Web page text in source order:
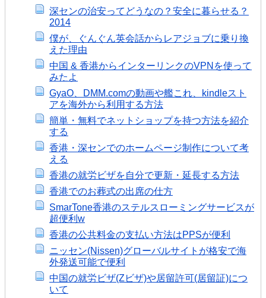
深センの治安ってどうなの？安全に暮らせる？
2014
僕が、ぐんぐん英会話からレアジョブに乗り換
えた理由
中国 & 香港からインターリンクのVPNを使って
みたよ
GyaO、DMM.comの動画や艦これ、kindleスト
アを海外から利用する方法
簡単・無料でネットショップを持つ方法を紹介
する
香港・深センでのホームページ制作について考
える
香港の就労ビザを自分で更新・延長する方法
香港でのお葬式の出席の仕方
SmarTone香港のステルスローミングサービスが
超便利w
香港の公共料金の支払い方法はPPSが便利
ニッセン(Nissen)グローバルサイトが格安で海
外発送可能で便利
中国の就労ビザ(Zビザ)や居留許可(居留証)につ
いて